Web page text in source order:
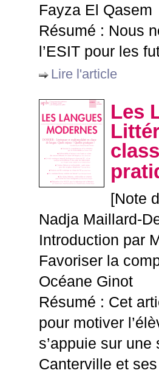
Fayza El Qasem
Résumé : Nous
l’ESIT pour les
Lire l'article
Les
[Note
Nadja Maillard-
Introduction par
Favoriser la
Océane Ginot
Résumé : Cet
pour motiver
s’appuie sur
Canterville et